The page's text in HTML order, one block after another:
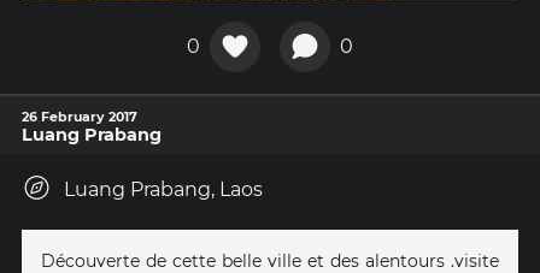
0 0
26 February 2017
Luang Prabang
Luang Prabang, Laos
Découverte de cette belle ville et des alentours .visite